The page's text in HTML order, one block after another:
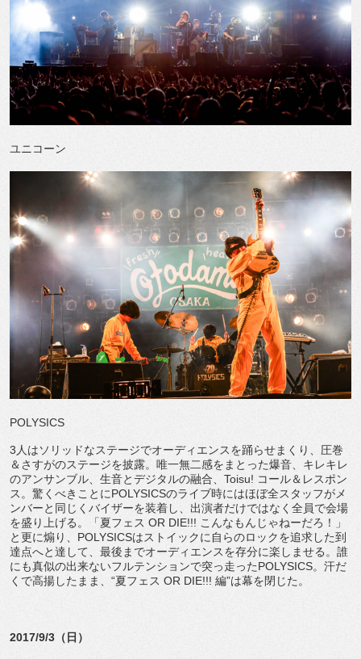
ユニコーン
POLYSICS
3人はソリッドなステージでオーディエンスを踊らせまくり、圧巻
＆さすがのステージを披露。唯一無二感をまとった爆音、キレキレ
のアンサンブル、生音とデジタルの融合、Toisu! コール＆レスポン
ス。驚くべきことにPOLYSICSのライブ時にはほぼ全スタッフがメ
ンバーと同じくバイザーを装着し、出演者だけではなく全員で会場
を盛り上げる。「夏フェス OR DIE!!! こんなもんじゃねーだろ！」
と更に煽り、POLYSICSはストイックに自らのロックを追求した到
達点へと達して、最後までオーディエンスを存分に楽しませる。誰
にも真似の出来ないフルテンションで突っ走ったPOLYSICS。汗だ
くで高揚したまま、“夏フェス OR DIE!!! 編”は幕を閉じた。
2017/9/3（日）